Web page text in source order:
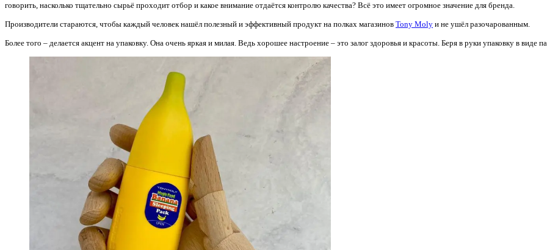
говорить, насколько тщательно сырьё проходит отбор и какое внимание отдаётся контролю качества? Всё это имеет огромное значение для бренда.
Производители стараются, чтобы каждый человек нашёл полезный и эффективный продукт на полках магазинов Tony Moly и не ушёл разочарованным.
Более того – делается акцент на упаковку. Она очень яркая и милая. Ведь хорошее настроение – это залог здоровья и красоты. Беря в руки упаковку в виде